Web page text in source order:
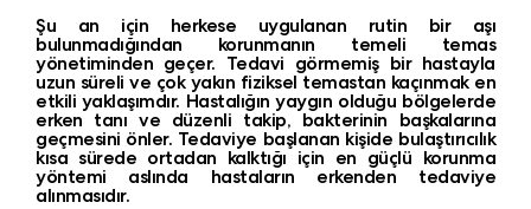
Şu an için herkese uygulanan rutin bir aşı
bulunmadığından korunmanın temeli temas
yönetiminden geçer. Tedavi görmemiş bir hastayla
uzun süreli ve çok yakın fiziksel temastan kaçınmak en
etkili yaklaşımdır. Hastalığın yaygın olduğu bölgelerde
erken tanı ve düzenli takip, bakterinin başkalarına
geçmesini önler. Tedaviye başlanan kişide bulaştırıcılık
kısa sürede ortadan kalktığı için en güçlü korunma
yöntemi aslında hastaların erkenden tedaviye
alınmasıdır.